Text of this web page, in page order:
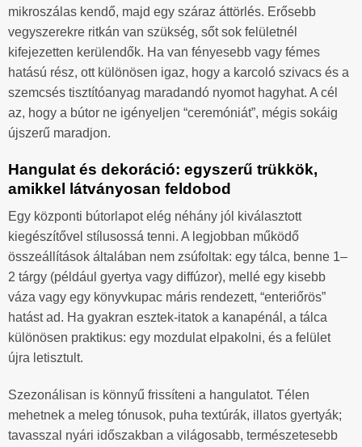
mikroszálas kendő, majd egy száraz áttörlés. Erősebb
vegyszerekre ritkán van szükség, sőt sok felületnél
kifejezetten kerülendők. Ha van fényesebb vagy fémes
hatású rész, ott különösen igaz, hogy a karcoló szivacs és a
szemcsés tisztítóanyag maradandó nyomot hagyhat. A cél
az, hogy a bútor ne igényeljen “ceremóniát”, mégis sokáig
újszerű maradjon.
Hangulat és dekoráció: egyszerű trükkök,
amikkel látványosan feldobod
Egy központi bútorlapot elég néhány jól kiválasztott
kiegészítővel stílusossá tenni. A legjobban működő
összeállítások általában nem zsúfoltak: egy tálca, benne 1–
2 tárgy (például gyertya vagy diffúzor), mellé egy kisebb
váza vagy egy könyvkupac máris rendezett, “enteriőrös”
hatást ad. Ha gyakran esztek-itatok a kanapénál, a tálca
különösen praktikus: egy mozdulat elpakolni, és a felület
újra letisztult.
Szezonálisan is könnyű frissíteni a hangulatot. Télen
mehetnek a meleg tónusok, puha textúrák, illatos gyertyák;
tavasszal nyári időszakban a világosabb, természetesebb